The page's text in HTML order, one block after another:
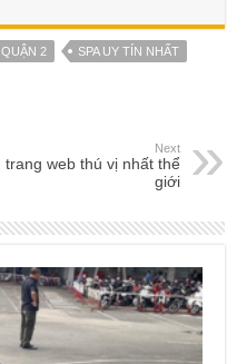
2 SPA UY TÍN NHẤT
Next
trang web thú vị nhất thể
giới